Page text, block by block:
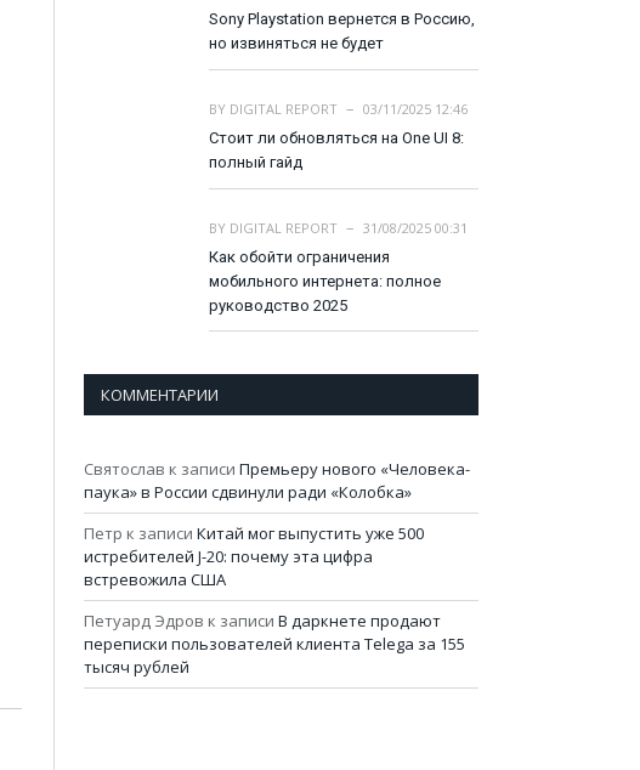
Sony Playstation вернется в Россию,
но извиняться не будет
BY DIGITAL REPORT
03/11/2025 12:46
Стоит ли обновляться на One UI 8:
полный гайд
BY DIGITAL REPORT
31/08/2025 00:31
Как обойти ограничения
мобильного интернета: полное
руководство 2025
КОММЕНТАРИИ
Святослав к записи Премьеру нового «Человека-
паука» в России сдвинули ради «Колобка»
Петр к записи Китай мог выпустить уже 500
истребителей J-20: почему эта цифра
встревожила США
Петуард Эдров к записи В даркнете продают
переписки пользователей клиента Telega за 155
тысяч рублей